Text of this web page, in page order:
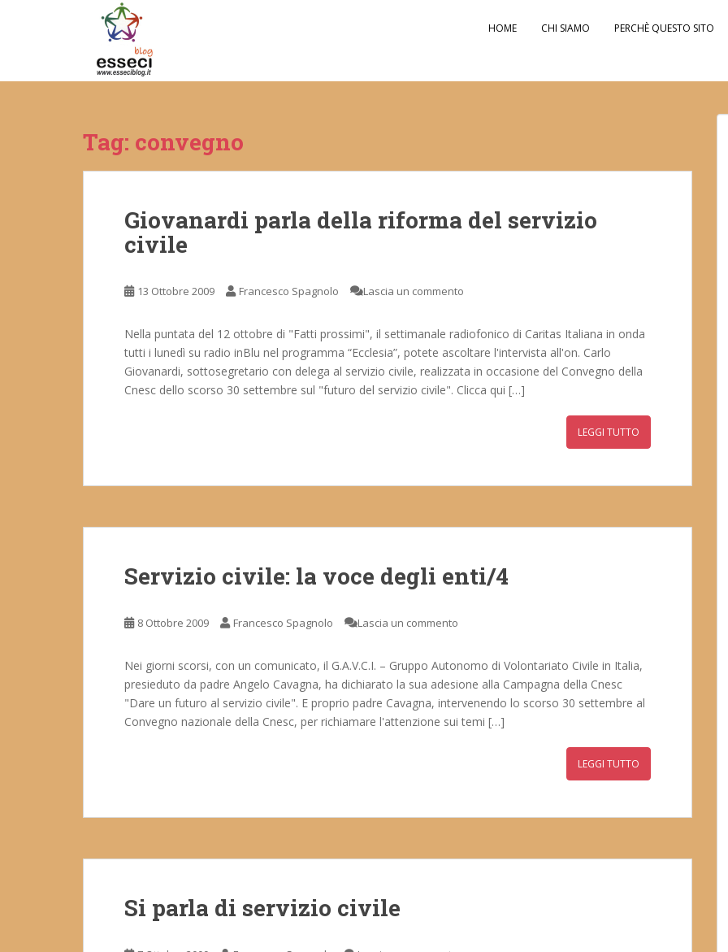
t
HOME CHI SIAMO PERCHÈ QUESTO SITO
Tag: convegno
Giovanardi parla della riforma del servizio
civile
13 Ottobre 2009 Francesco Spagnolo Lascia un commento
Nella puntata del 12 ottobre di "Fatti prossimi", il settimanale radiofonico di Caritas Italiana in onda
tutti i lunedì su radio inBlu nel programma “Ecclesia”, potete ascoltare l'intervista all'on. Carlo
Giovanardi, sottosegretario con delega al servizio civile, realizzata in occasione del Convegno della
Cnesc dello scorso 30 settembre sul "futuro del servizio civile". Clicca qui […]
LEGGI TUTTO
Servizio civile: la voce degli enti/4
8 Ottobre 2009 Francesco Spagnolo Lascia un commento
Nei giorni scorsi, con un comunicato, il G.A.V.C.I. – Gruppo Autonomo di Volontariato Civile in Italia,
presieduto da padre Angelo Cavagna, ha dichiarato la sua adesione alla Campagna della Cnesc
"Dare un futuro al servizio civile". E proprio padre Cavagna, intervenendo lo scorso 30 settembre al
Convegno nazionale della Cnesc, per richiamare l'attenzione sui temi […]
LEGGI TUTTO
Si parla di servizio civile